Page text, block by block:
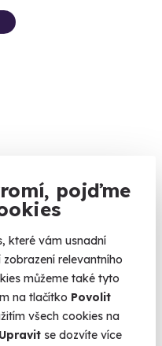
pojďme
které vám usnadní
relevantního
můžeme také tyto
na tlačítko Povolit
všech cookies na
Upravit se dozvíte více
- 10 zbraní